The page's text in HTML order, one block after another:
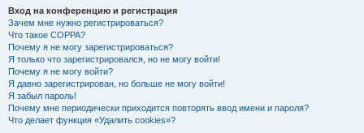
Вход на конференцию и регистрация
Зачем мне нужно регистрироваться?
Что такое COPPA?
Почему я не могу зарегистрироваться?
Я только что зарегистрировался, но не могу войти!
Почему я не могу войти?
Я давно зарегистрирован, но больше не могу войти!
Я забыл пароль!
Почему мне периодически приходится повторять ввод имени и пароля?
Что делает функция «Удалить cookies»?